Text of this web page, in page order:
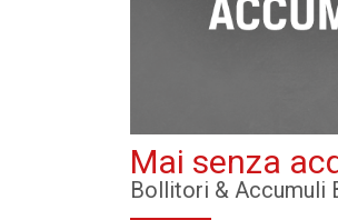
Mai senza
Bollitori & Accumuli